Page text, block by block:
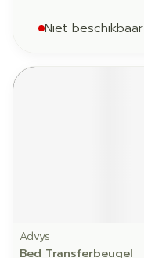
Niet beschikbaar
Advys
Bed Transferbeugel